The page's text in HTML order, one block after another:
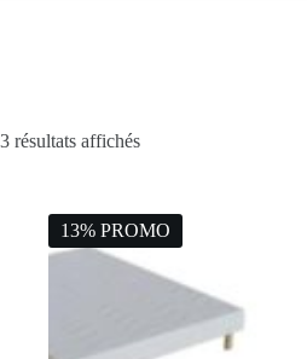
3 résultats affichés
13% PROMO